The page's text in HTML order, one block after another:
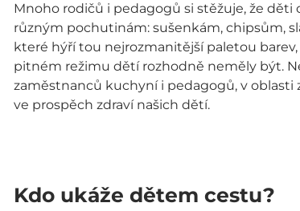
Mnoho rodičů i pedagogů si stěžuje, že
různým pochutinám: sušenkám, chipsům,
které hýří tou nejrozmanitější paletou
pitném režimu dětí rozhodně neměly být.
zaměstnanců kuchyní i pedagogů, v oblasti
ve prospěch zdraví našich dětí.
Kdo ukáže dětem cestu?